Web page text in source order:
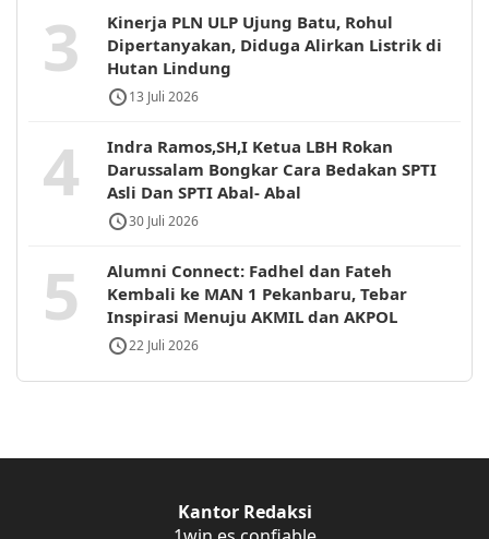
3
Kinerja PLN ULP Ujung Batu, Rohul
Dipertanyakan, Diduga Alirkan Listrik di
Hutan Lindung
13 Juli 2026
4
Indra Ramos,SH,I Ketua LBH Rokan
Darussalam Bongkar Cara Bedakan SPTI
Asli Dan SPTI Abal- Abal
30 Juli 2026
5
Alumni Connect: Fadhel dan Fateh
Kembali ke MAN 1 Pekanbaru, Tebar
Inspirasi Menuju AKMIL dan AKPOL
22 Juli 2026
Kantor Redaksi